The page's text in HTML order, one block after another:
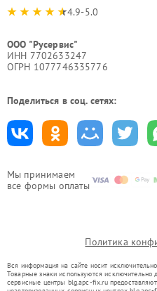
Мы принимаем
все формы оплаты
4.9-5.0
ООО "Русервис"
ИНН 7702633247
ОГРН 1077746335776
Поделиться в соц. сетях:
Политика
Вся информация на сайте носит
Товарные знаки используются исключительно
сервисные центры blg.apc-fix.ru